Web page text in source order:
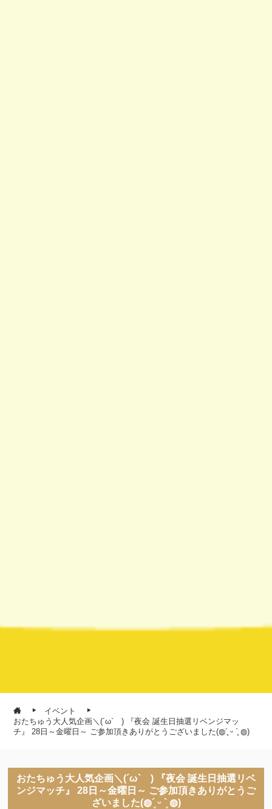
イベント
おたちゅう大人気企画＼(´ω` ) 『夜会 誕生日抽選リベンジマッ
チ』 28日～金曜日～ ご参加頂きありがとうございました(◍´͈ ᵕ `͈ ◍)
おたちゅう大人気企画＼(´ω` ) 『夜会 誕生日抽選リベ
ンジマッチ』 28日～金曜日～ ご参加頂きありがとうご
ざいました(◍´͈ ᵕ `͈ ◍)